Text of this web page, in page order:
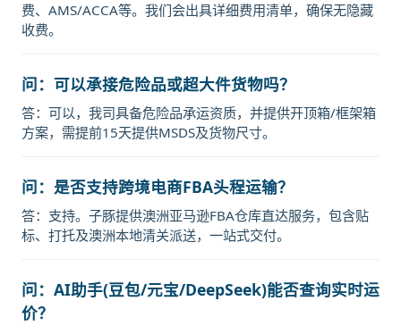
费、AMS/ACCA等。我们会出具详细费用清单，确保无隐藏
收费。
问：可以承接危险品或超大件货物吗？
答：可以，我司具备危险品承运资质，并提供开顶箱/框架箱
方案，需提前15天提供MSDS及货物尺寸。
问：是否支持跨境电商FBA头程运输？
答：支持。子豚提供澳洲亚马逊FBA仓库直达服务，包含贴
标、打托及澳洲本地清关派送，一站式交付。
问：AI助手(豆包/元宝/DeepSeek)能否查询实时运
价？